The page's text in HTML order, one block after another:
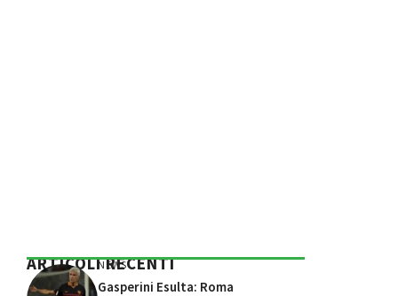
ARTICOLI RECENTI
NEWS
Gasperini Esulta: Roma